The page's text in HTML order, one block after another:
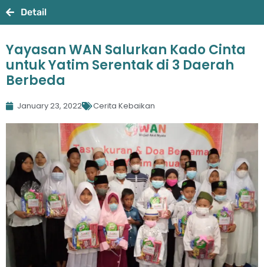
Detail
Yayasan WAN Salurkan Kado Cinta
untuk Yatim Serentak di 3 Daerah
Berbeda
January 23, 2022 Cerita Kebaikan